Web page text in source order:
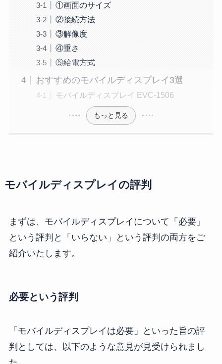
①画面のサイズ
②接続方法
③解像度
④重さ
⑤給電方式
おすすめのモバイルディスプレイ3選
モバイルディスプレイ EVC-1506
もっと見る
モバイルディスプレイの評判
まずは、モバイルディスプレイについて「必要」
という評判と「いらない」という評判の両方をご
紹介いたします。
必要という評判
「モバイルディスプレイは必要」といった旨の評
判としては、以下のような意見が見受けられまし